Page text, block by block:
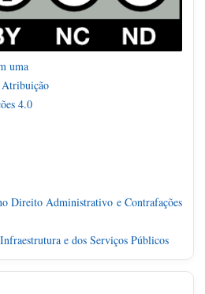
uma
Atribuição
4.0
Direito Administrativo e Contrafações
e dos Serviços Públicos